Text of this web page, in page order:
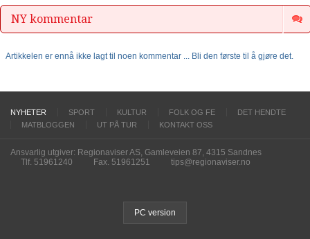
NY kommentar
Artikkelen er ennå ikke lagt til noen kommentar ... Bli den første til å gjøre det.
NYHETER SPORT KULTUR FOLK OG FE
DET HENDTE
MATBLOGGEN
UT PÅ TUR KONTAKT OSS
Ansvarlig utgiver: Regionaviser AS, Gamleveien 87, 4315 Sandnes
Tlf. 51961240
Fax. 51961251 tips@regionaviser.no
PC version